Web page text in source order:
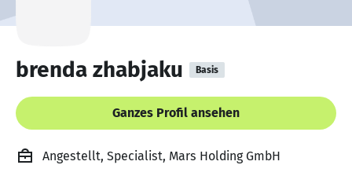
brenda zhabjaku Basis
Ganzes Profil ansehen
Angestellt, Specialist, Mars Holding GmbH